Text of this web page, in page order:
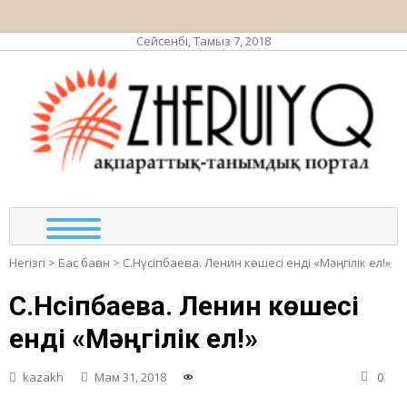
Сейсенбі, Тамыз 7, 2018
Негізгі > Бас баған > С.Нүсіпбаева. Ленин көшесі енді «Мәңгілік ел!»
С.Нүсіпбаева. Ленин көшесі
енді «Мәңгілік ел!»
kazakh Мам 31, 2018 0